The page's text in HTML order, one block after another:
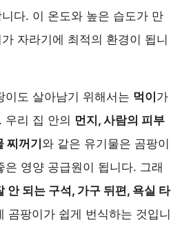
다. 이 온도와 높은 습도가 만
자라기에 최적의 환경이 됩니
이도 살아남기 위해서는 먹이가
우리 집 안의 먼지, 사람의 피부
찌꺼기와 같은 유기물은 곰팡이
은 영양 공급원이 됩니다. 그래
안 되는 구석, 가구 뒤편, 욕실 타
곰팡이가 쉽게 번식하는 것입니